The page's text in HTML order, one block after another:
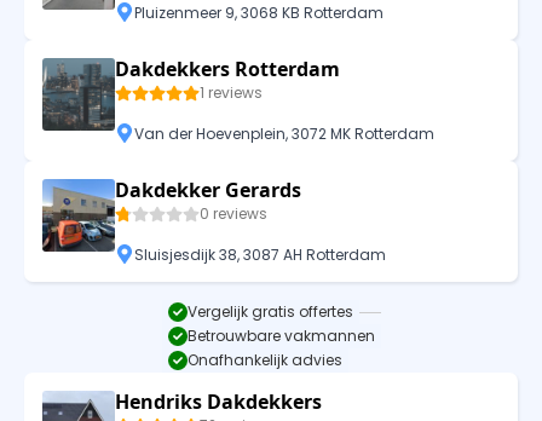
Pluizenmeer 9, 3068 KB Rotterdam
Dakdekkers Rotterdam
1 reviews
Van der Hoevenplein, 3072 MK Rotterdam
Dakdekker Gerards
0 reviews
Sluisjesdijk 38, 3087 AH Rotterdam
Vergelijk gratis offertes
Betrouwbare vakmannen
Onafhankelijk advies
Hendriks Dakdekkers